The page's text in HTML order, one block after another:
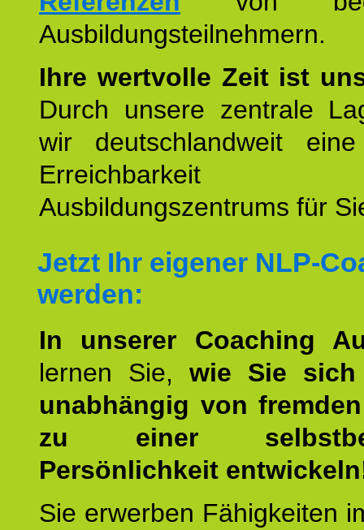
Ausbildungsteilnehmern.
Ihre wertvolle Zeit ist
Durch unsere zentrale
wir deutschlandweit
Erreichbarkeit
Ausbildungszentrums für
Jetzt Ihr eigener NLP-
werden:
In unserer Coaching
lernen Sie, wie Sie
unabhängig von
zu einer
Persönlichkeit
Sie erwerben Fähigkeiten